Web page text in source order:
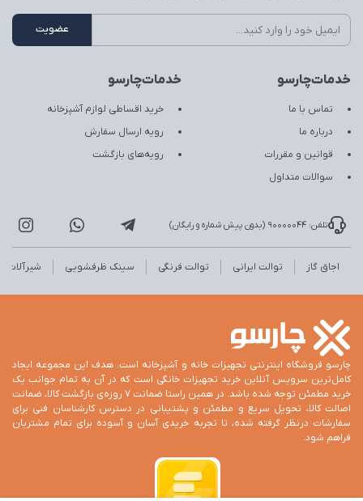
خدمات‌چارسو
تماس با ما
درباره ما
قوانین و مقررات
سوالات متداول
خدمات‌چارسو
خرید اقساطی لوازم آشپزخانه
رویه ارسال سفارش
رویه‌های بازگشت
تلفن: 90000044 (بدون پیش شماره و رایگان)
اجاق گاز توالت ایرانی توالت فرنگی سینک ظرفشویی شیرآلات
چارسو فروشگاه اینترنتی تجهیزات خانه و آشپزخانه است. هدف این مجموعه ایجاد
کامل‌ترین سرویس آنلاین خرید تجهیزات خانگی است که در آن به تمام جوانب یک
خرید مطمئن توجه شده باشد. در همین راستا ضمانت 7 روزه‌ی بازگشت کالا، ضمانت
اصالت کالا، تحویل سریع و مطمئن و پشتیبانی در دسترس کارشناسان فنی برای
سفارشات درنظر گرفته شده، تا تجربه خریدی آسان و آسوده برای تمام مشتریان
فراهم شود.